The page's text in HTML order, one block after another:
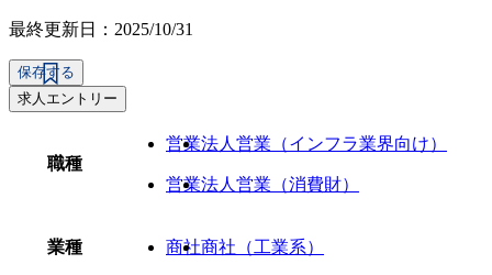
最終更新日：2025/10/31
保存する
求人エントリー
職種
営業法人営業（インフラ業界向け）
営業法人営業（消費財）
業種 商社商社（工業系）